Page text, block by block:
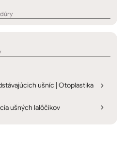
ušníc | Otoplastika
ušných lalôčikov